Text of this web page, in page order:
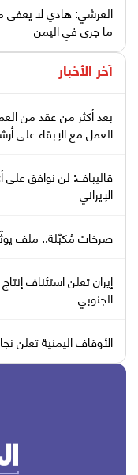
العرشي: هادي لا يعفى
ما جرى في اليمن
آخر الأخبار
بعد أكثر من عقد من
العمل مع الإبقاء على
قاليباف: لن نوافق
الإيراني
صرخات مُكبّلة.. ملف
إيران تعلن استئناف
الجنوبي
الأوقاف اليمنية تعلن